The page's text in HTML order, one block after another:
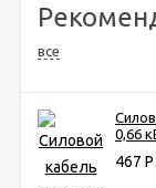
все
0,66
467 Р